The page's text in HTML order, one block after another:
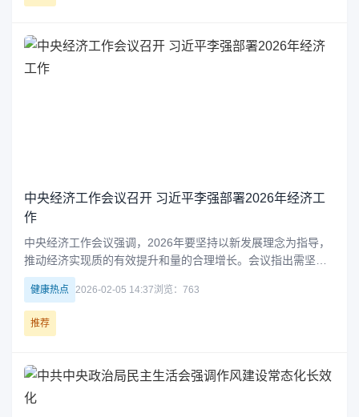
中央经济工作会议召开 习近平李强部署2026年经济工
作
中央经济工作会议强调，2026年要坚持以新发展理念为指导，
推动经济实现质的有效提升和量的合理增长。会议指出需坚持
稳中求进，增强政策协同性，扩大内需，优化供给，同时深化
改革创新，培育新动能，防范化解风险，确保经济持续向好发
展。
健康热点 2026-02-05 14:37浏览：763
推荐